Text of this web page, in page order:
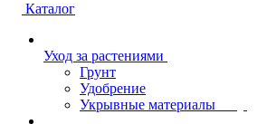
Каталог
Уход за растениями
Грунт
Удобрение
Укрывные материалы